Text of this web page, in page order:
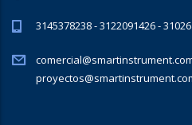
3145378238 - 3122091426 -